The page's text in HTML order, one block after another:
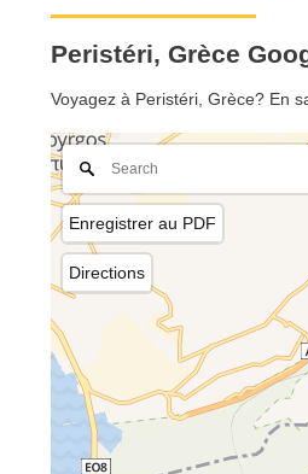
Peristéri, Grèce
Voyagez à Peristéri, Grèce? En
Enregistrer au PDF
Directions